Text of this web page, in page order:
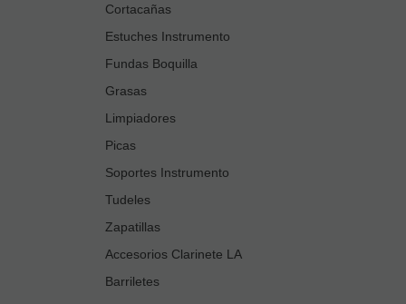
Cortacañas
Estuches Instrumento
Fundas Boquilla
Grasas
Limpiadores
Picas
Soportes Instrumento
Tudeles
Zapatillas
Accesorios Clarinete LA
Barriletes